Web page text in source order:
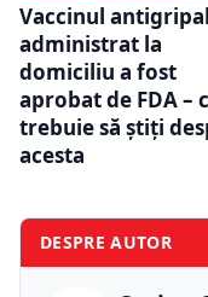
Vaccinul antigripal
administrat la
domiciliu a fost
aprobat de FDA –
trebuie să știți
acesta
DESPRE AUTOR